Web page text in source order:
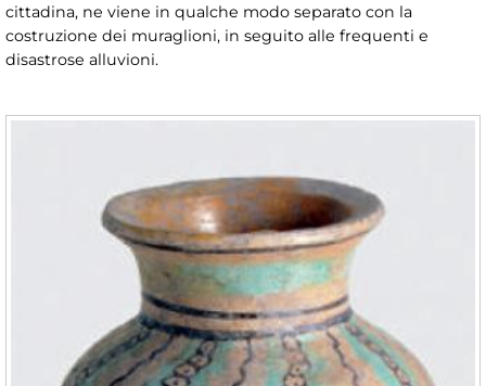
cittadina, ne viene in qualche modo separato con la
costruzione dei muraglioni, in seguito alle frequenti e
disastrose alluvioni.